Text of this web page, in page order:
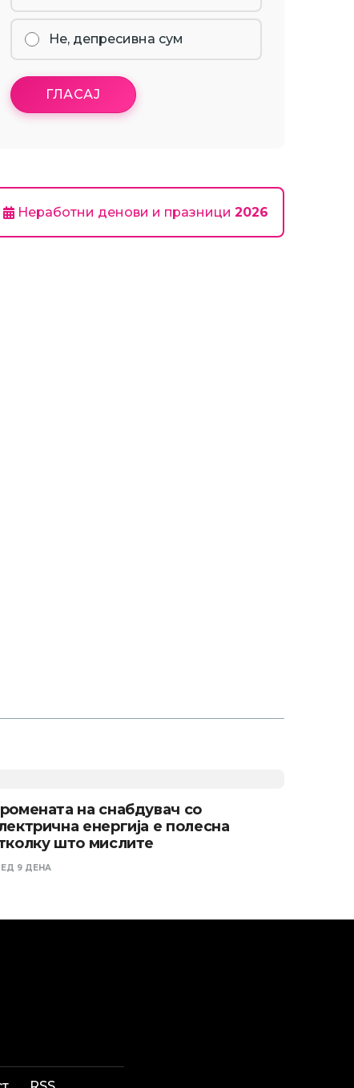
Не, депресивна сум
ГЛАСАЈ
Неработни денови и празници2026
на снабдувач со
енергија е полесна
што мислите
9 ДЕНА